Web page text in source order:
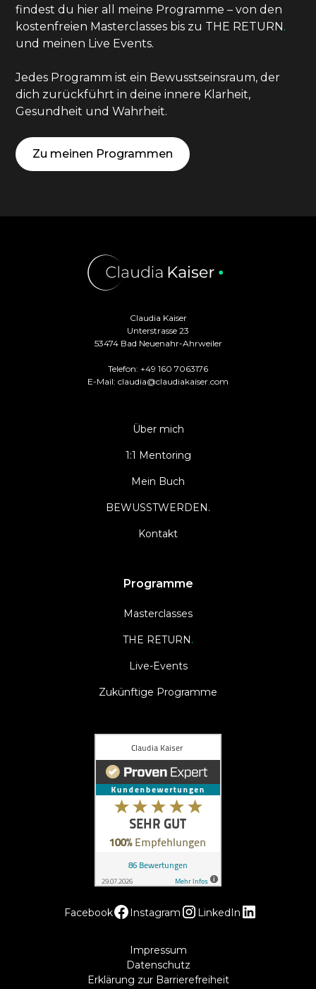
findest du hier all meine Programme – von den
kostenfreien Masterclasses bis zu THE RETURN.
und meinen Live Events.
Jedes Programm ist ein Bewusstseinsraum, der
dich zurückführt in deine innere Klarheit,
Gesundheit und Wahrheit.
Zu meinen Programmen
Claudia Kaiser
Unterstrasse 23
53474 Bad Neuenahr-Ahrweiler
Telefon: +49 160 7063176
E-Mail: claudia@claudiakaiser.com
Über mich
1:1 Mentoring
Mein Buch
BEWUSSTWERDEN.
Kontakt
Programme
Masterclasses
THE RETURN.
Live-Events
Zukünftige Programme
Impressum
Datenschutz
Erklärung zur Barrierefreiheit
Facebook Instagram LinkedIn